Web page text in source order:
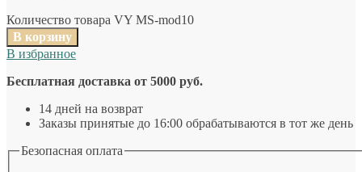
Количество товара VY MS-mod10
В корзину
В избранное
Бесплатная доставка от 5000 руб.
14 дней на возврат
Заказы принятые до 16:00 обрабатываются в тот же день
Безопасная оплата